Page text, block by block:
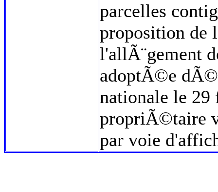
parcelles
proposition
l'allÃ¨gement
adoptÃ©e
nationale le
propriÃ©taire
par voie